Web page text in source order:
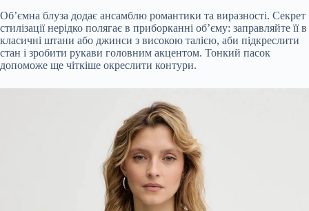
Об’ємна блуза додає ансамблю романтики та виразності. Секрет
стилізації нерідко полягає в приборканні об’єму: заправляйте її в
класичні штани або джинси з високою талією, аби підкреслити
стан і зробити рукави головним акцентом. Тонкий пасок
допоможе ще чіткіше окреслити контури.